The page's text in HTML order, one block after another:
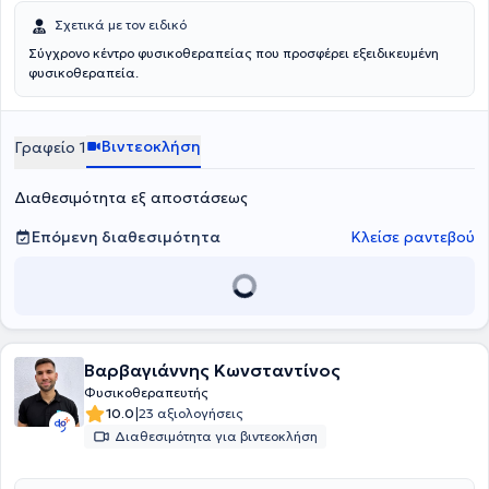
Σχετικά με τον ειδικό
Σύγχρονο κέντρο φυσικοθεραπείας που προσφέρει εξειδικευμένη
φυσικοθεραπεία.
Γραφείο 1 Βιντεοκλήση
Διαθεσιμότητα εξ αποστάσεως
Επόμενη διαθεσιμότητα
Κλείσε ραντεβού
Βαρβαγιάννης Κωνσταντίνος
Φυσικοθεραπευτής
10.0|23 αξιολογήσεις
Διαθεσιμότητα για βιντεοκλήση